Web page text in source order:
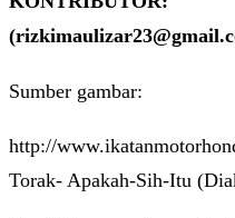
Sumber gambar:
http://
Torak- Apakah-Sih-Itu